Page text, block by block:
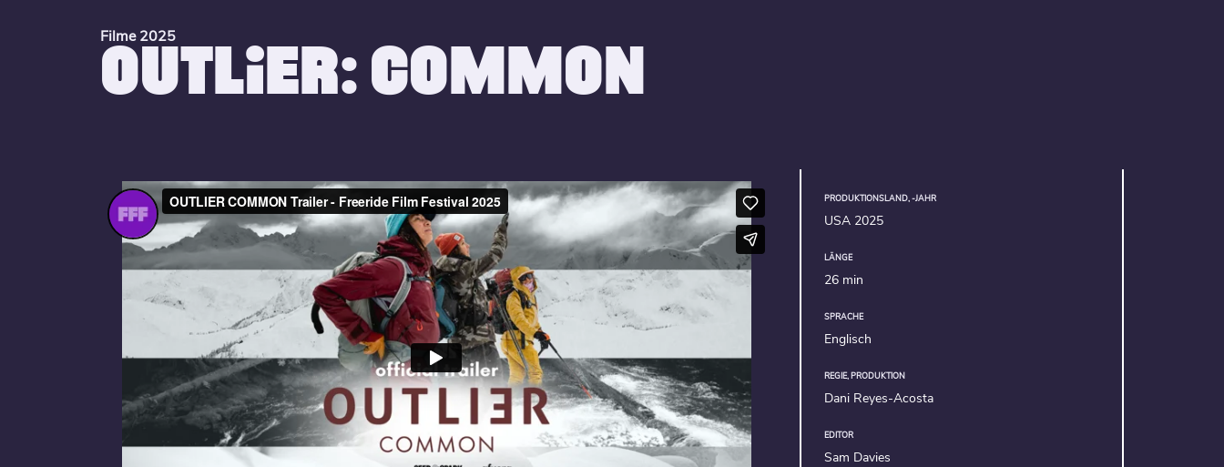
Filme 2025
OUTLIER: COMMON
PRODUKTIONSLAND, -JAHR
USA 2025
LÄNGE
26 min
SPRACHE
Englisch
REGIE, PRODUKTION
Dani Reyes-Acosta
EDITOR
Sam Davies